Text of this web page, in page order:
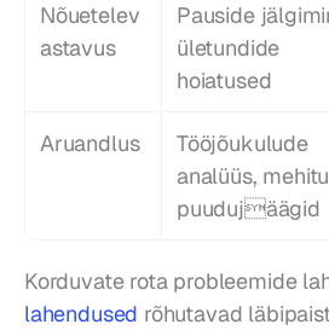
Nõuetelev
astavus
Pauside
ületundide
hoiatused
Aruandlus
Tööjõukulude
analüüs,
puudujäägid
lahendused rõhutavad